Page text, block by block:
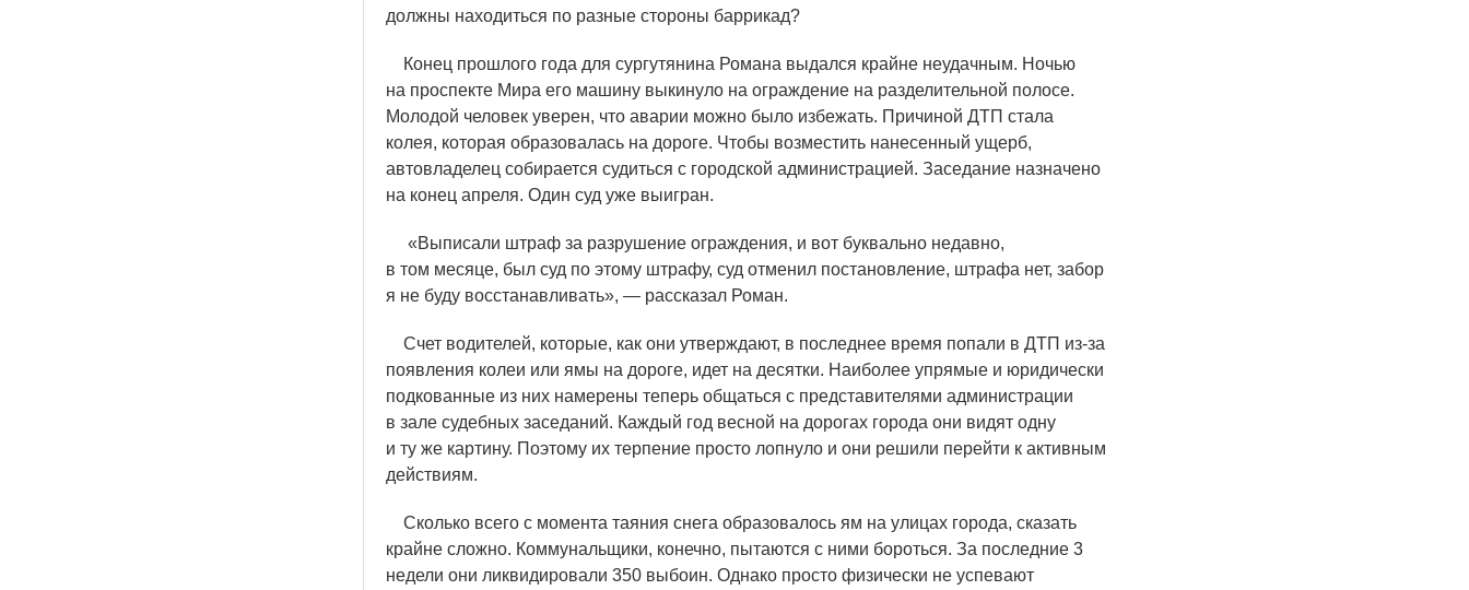
должны находиться по разные стороны баррикад?
Конец прошлого года для сургутянина Романа выдался крайне неудачным. Ночью
на проспекте Мира его машину выкинуло на ограждение на разделительной полосе.
Молодой человек уверен, что аварии можно было избежать. Причиной ДТП стала
колея, которая образовалась на дороге. Чтобы возместить нанесенный ущерб,
автовладелец собирается судиться с городской администрацией. Заседание назначено
на конец апреля. Один суд уже выигран.
«Выписали штраф за разрушение ограждения, и вот буквально недавно,
в том месяце, был суд по этому штрафу, суд отменил постановление, штрафа нет, забор
я не буду восстанавливать», — рассказал Роман.
Счет водителей, которые, как они утверждают, в последнее время попали в ДТП из-за
появления колеи или ямы на дороге, идет на десятки. Наиболее упрямые и юридически
подкованные из них намерены теперь общаться с представителями администрации
в зале судебных заседаний. Каждый год весной на дорогах города они видят одну
и ту же картину. Поэтому их терпение просто лопнуло и они решили перейти к активным
действиям.
Сколько всего с момента таяния снега образовалось ям на улицах города, сказать
крайне сложно. Коммунальщики, конечно, пытаются с ними бороться. За последние 3
недели они ликвидировали 350 выбоин. Однако просто физически не успевают